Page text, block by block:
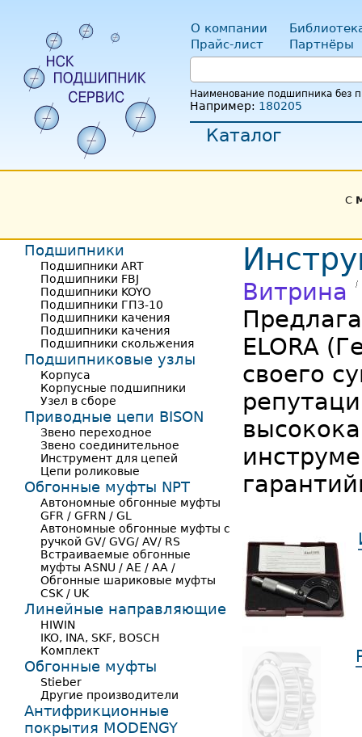
О компании
Прайс-лист
Партнёры
Наименование подшипника без
Например: 180205
Каталог
С
Витрина
ELORA
своего
Подшипники
Подшипники ART
Подшипники FBJ
Подшипники KOYO
Подшипники ГПЗ-10
Подшипники качения
Подшипники качения
Подшипники скольжения
Подшипниковые узлы
Корпуса
Корпусные подшипники
Узел в сборе
Приводные цепи BISON
Звено переходное
Звено соединительное
Инструмент для цепей
Цепи роликовые
Обгонные муфты NPT
Автономные обгонные муфты
GFR / GFRN / GL
Автономные обгонные муфты с
ручкой GV/ GVG/ AV/ RS
Встраиваемые обгонные
муфты ASNU / AE / AA /
Обгонные шариковые муфты
CSK / UK
Линейные направляющие
HIWIN
IKO, INA, SKF, BOSCH
Комплект
Обгонные муфты
Stieber
Другие производители
Антифрикционные
покрытия MODENGY